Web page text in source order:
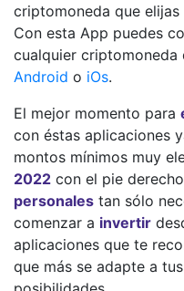
criptomoneda que elijas
Con esta App puedes
cualquier criptomoneda
Android o iOs.
El mejor momento para
con éstas aplicaciones
montos mínimos muy
2022 con el pie
personales tan sólo
comenzar a invertir
aplicaciones que te
que más se adapte a